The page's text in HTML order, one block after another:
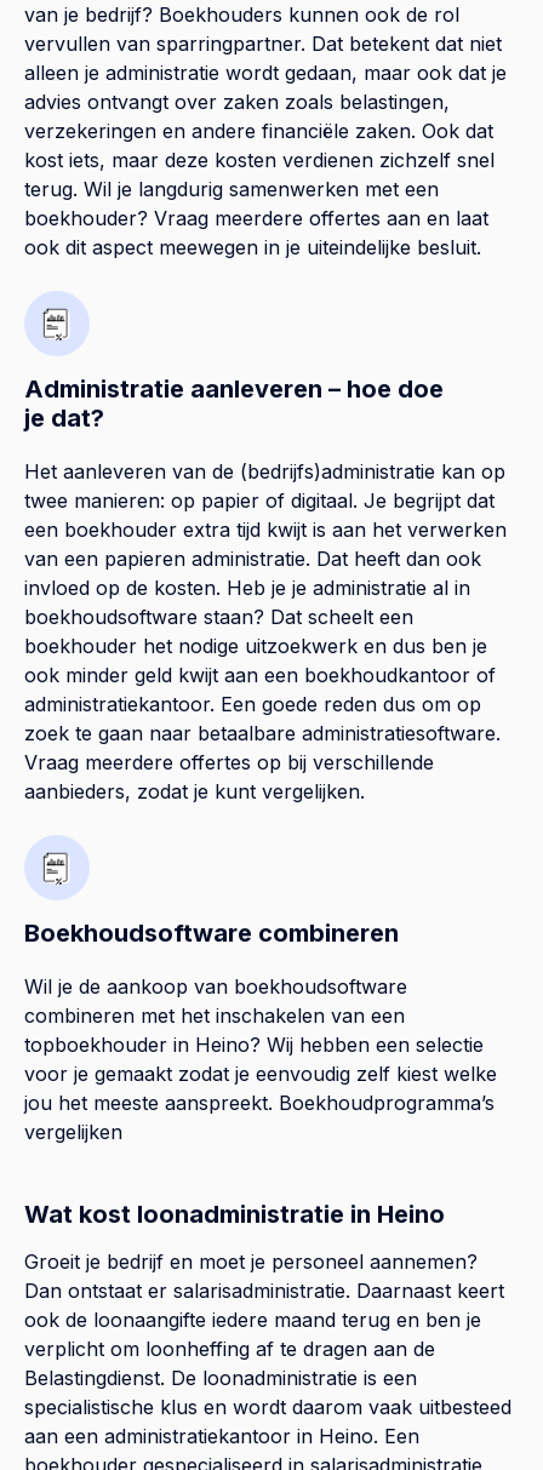
van je bedrijf? Boekhouders kunnen ook de rol
vervullen van sparringpartner. Dat betekent dat niet
alleen je administratie wordt gedaan, maar ook dat je
advies ontvangt over zaken zoals belastingen,
verzekeringen en andere financiële zaken. Ook dat
kost iets, maar deze kosten verdienen zichzelf snel
terug. Wil je langdurig samenwerken met een
boekhouder? Vraag meerdere offertes aan en laat
ook dit aspect meewegen in je uiteindelijke besluit.
Administratie aanleveren – hoe doe
je dat?
Het aanleveren van de (bedrijfs)administratie kan op
twee manieren: op papier of digitaal. Je begrijpt dat
een boekhouder extra tijd kwijt is aan het verwerken
van een papieren administratie. Dat heeft dan ook
invloed op de kosten. Heb je je administratie al in
boekhoudsoftware staan? Dat scheelt een
boekhouder het nodige uitzoekwerk en dus ben je
ook minder geld kwijt aan een boekhoudkantoor of
administratiekantoor. Een goede reden dus om op
zoek te gaan naar betaalbare administratiesoftware.
Vraag meerdere offertes op bij verschillende
aanbieders, zodat je kunt vergelijken.
Boekhoudsoftware combineren
Wil je de aankoop van boekhoudsoftware
combineren met het inschakelen van een
topboekhouder in Heino? Wij hebben een selectie
voor je gemaakt zodat je eenvoudig zelf kiest welke
jou het meeste aanspreekt. Boekhoudprogramma’s
vergelijken
Wat kost loonadministratie in Heino
Groeit je bedrijf en moet je personeel aannemen?
Dan ontstaat er salarisadministratie. Daarnaast keert
ook de loonaangifte iedere maand terug en ben je
verplicht om loonheffing af te dragen aan de
Belastingdienst. De loonadministratie is een
specialistische klus en wordt daarom vaak uitbesteed
aan een administratiekantoor in Heino. Een
boekhouder gespecialiseerd in salarisadministratie